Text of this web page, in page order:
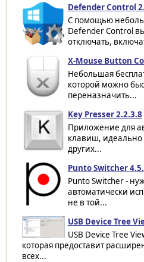
Defender Control
С помощью
Defender Control
отключать,
X-Mouse Button
Небольшая
которой можно
переназначить...
Key Presser 2.2.3.8
Приложение для
клавиш, идеально
других...
Punto Switcher
Punto Switcher -
автоматически
не в той...
USB Device Tree
USB Device Tree
которая предоставит
всех...